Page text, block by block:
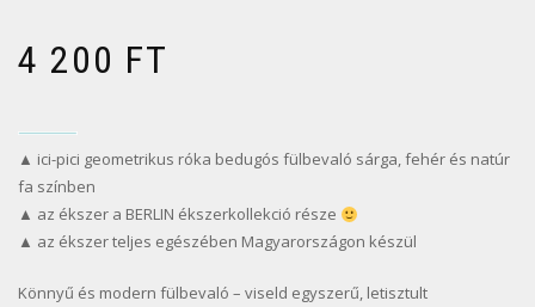
4 200 FT
▲ ici-pici geometrikus róka bedugós fülbevaló sárga, fehér és natúr
fa színben
▲ az ékszer a BERLIN ékszerkollekció része
▲ az ékszer teljes egészében Magyarországon készül
Könnyű és modern fülbevaló – viseld egyszerű, letisztult